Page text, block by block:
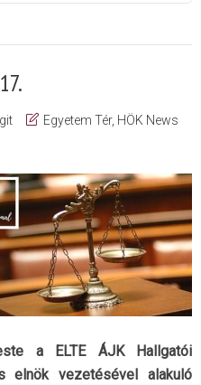
Egyetem Tér, HÖK News
a ELTE ÁJK Hallgatói
elnök vezetésével alakuló